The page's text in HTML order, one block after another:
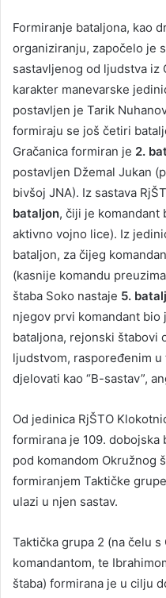
Formiranje bataljona, kao
organiziranju, započelo je
sastavljenog od ljudstva iz
karakter manevarske
postavljen je Tarik
formiraju se još četiri
Gračanica formiran je 2.
postavljen Džemal Jukan
bivšoj JNA). Iz sastava
bataljon, čiji je komandant
aktivno vojno lice). Iz
bataljon, za čijeg
(kasnije komandu
štaba Soko nastaje 5.
njegov prvi komandant bio
bataljona, rejonski štabovi
ljudstvom, raspoređenim
djelovati kao “B-sastav”,
Od jedinica RjŠTO
formirana je 109. dobojska
pod komandom Okružnog
formiranjem Taktičke
ulazi u njen sastav.
Taktička grupa 2 (na čelu s
komandantom, te
štaba) formirana je u cilju